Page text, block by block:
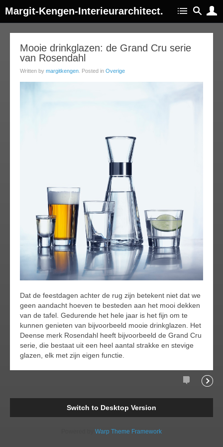
Margit-Kengen-Interieurarchitect.
Mooie drinkglazen: de Grand Cru serie
van Rosendahl
Written by margitkengen . Posted in Overige
Dat de feestdagen achter de rug zijn betekent niet dat we
geen aandacht hoeven te besteden aan het mooi dekken
van de tafel. Gedurende het hele jaar is het fijn om te
kunnen genieten van bijvoorbeeld mooie drinkglazen. Het
Deense merk Rosendahl heeft bijvoorbeeld de Grand Cru
serie, die bestaat uit een heel aantal strakke en stevige
glazen, elk met zijn eigen functie.
Comments
Switch to Desktop Version
Warp Theme Framework